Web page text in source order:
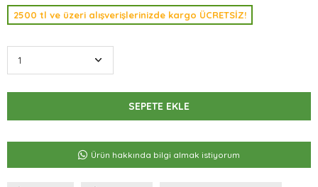
2500 tl ve üzeri alışverişlerinizde kargo ÜCRETSİZ!
Ürün hakkında bilgi almak istiyorum